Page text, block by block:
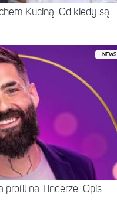
Kuciną. Od kiedy są
NEWS
profil na Tinderze. Opis